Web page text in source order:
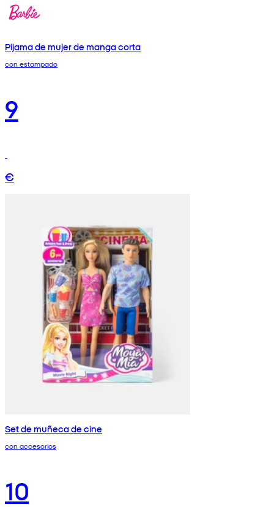
Pijama de mujer de manga corta
con estampado
9
€
Set de muñeca de cine
con accesorios
10